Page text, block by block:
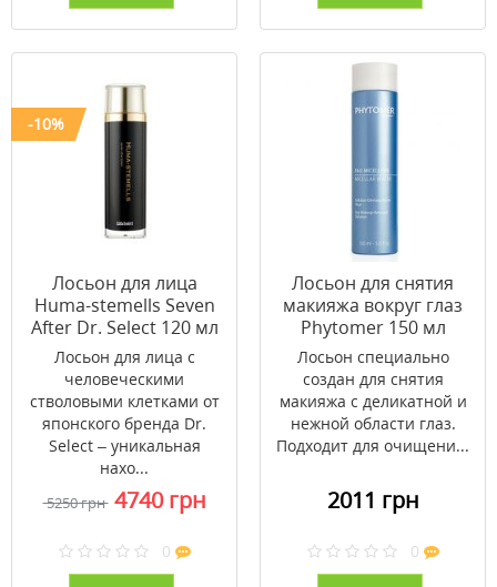
-10%
Лосьон для лица
Huma-stemells Seven
After Dr. Select 120 мл
Лосьон для лица с
человеческими
стволовыми клетками от
японского бренда Dr.
Select – уникальная
нахо...
5250 грн 4740 грн
0
Лосьон для снятия
макияжа вокруг глаз
Phytomer 150 мл
Лосьон специально
создан для снятия
макияжа с деликатной и
нежной области глаз.
Подходит для очищени...
2011 грн
0